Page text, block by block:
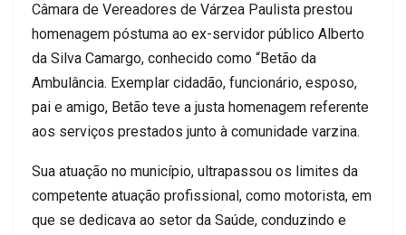
Câmara de Vereadores de Várzea Paulista prestou
homenagem póstuma ao ex-servidor público Alberto
da Silva Camargo, conhecido como “Betão da
Ambulância. Exemplar cidadão, funcionário, esposo,
pai e amigo, Betão teve a justa homenagem referente
aos serviços prestados junto à comunidade varzina.
Sua atuação no município, ultrapassou os limites da
competente atuação profissional, como motorista, em
que se dedicava ao setor da Saúde, conduzindo e